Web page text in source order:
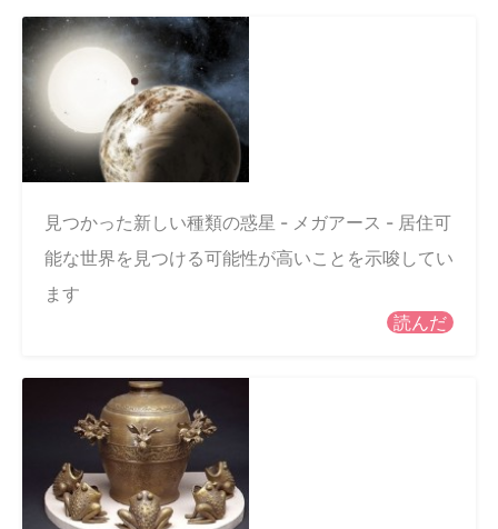
見つかった新しい種類の惑星 - メガアース - 居住可
能な世界を見つける可能性が高いことを示唆してい
ます
読んだ